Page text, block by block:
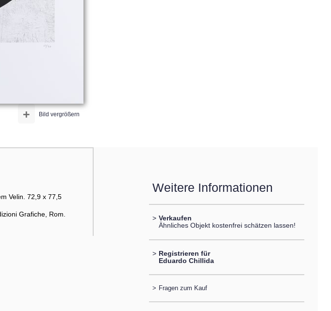
Bild vergrößern
+
Velin. 72,9 x 77,5
Grafiche, Rom.
Weitere Informationen
> Verkaufen
Ähnliches Objekt kostenfrei schätzen lassen!
> Registrieren für
Eduardo Chillida
> Fragen zum Kauf